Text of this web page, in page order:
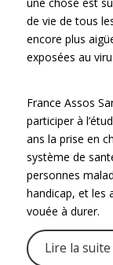
de vie de tous
encore plus
exposées au
France Assos
participer à
ans la prise en
système de
personnes
handicap, et les
vouée à durer.
Lire la